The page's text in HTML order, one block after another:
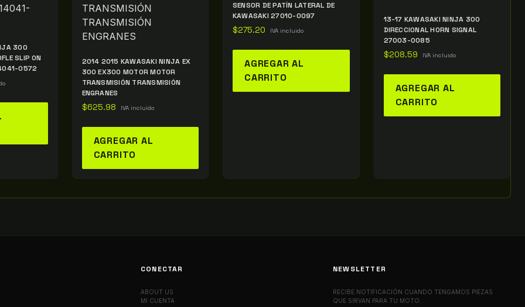
300
SLIP ON
0572
2014 2015 KAWASAKI NINJA EX
300 EX300 MOTOR MOTOR
TRANSMISIÓN TRANSMISIÓN
ENGRANES
$625.98 IVA incluido
AGREGAR AL
CARRITO
SENSOR DE PATÍN LATERAL DE
KAWASAKI 27010-0097
$275.20 IVA incluido
AGREGAR AL
CARRITO
13-17 KAWASAKI NINJA 300
DIRECCIONAL HORN SIGNAL
27003-0085
$208.59 IVA incluido
AGREGAR AL
CARRITO
CONECTAR
ABOUT US
MI CUENTA
NEWSLETTER
RECIBE NOTIFICACIÓN CUANDO TENGAMOS PIEZAS
QUE SIRVAN PARA TU MOTO.